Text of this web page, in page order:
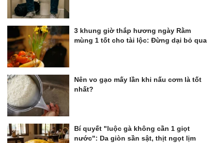
3 khung giờ thắp hương ngày Rằm
mùng 1 tốt cho tài lộc: Đừng dại bỏ qua
Nên vo gạo mấy lần khi nấu cơm là tốt
nhất?
Bí quyết "luộc gà không cần 1 giọt
nước": Da giòn sần sật, thịt ngọt lịm